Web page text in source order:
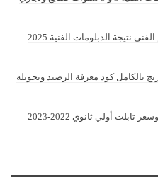
بوابه التعليم الفني نتيجة الدبلومات الفنية 2025
بالكامل كود معرفة الرصيد وتحويله
مواصفات وسعر تابلت أولي ثانوي 2022-2023